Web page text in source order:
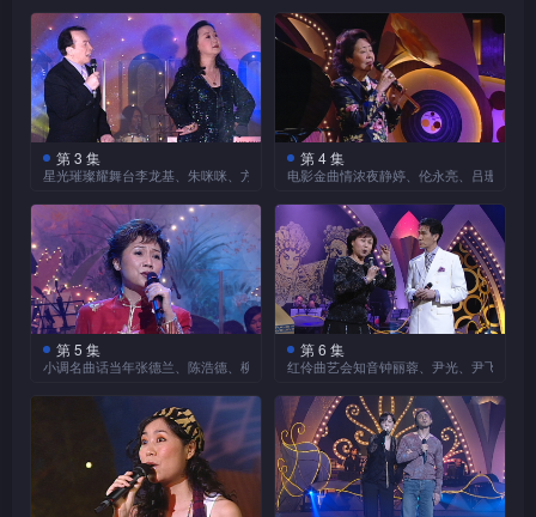
第 3 集
星光璀璨耀舞台李龙基、朱咪咪、方伊琪、奚秀兰、Joe Junior
第 4 集
电影金曲情浓夜静婷、伦永亮、吕珊、韦
第 5 集
小调名曲话当年张德兰、陈浩德、柳影虹、森森
第 6 集
红伶曲艺会知音钟丽蓉、尹光、尹飞燕、